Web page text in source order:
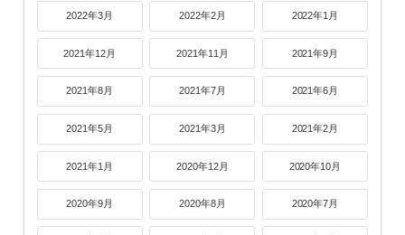
2022年3月 2022年2月 2022年1月
2021年12月 2021年11月 2021年9月
2021年8月 2021年7月 2021年6月
2021年5月 2021年3月 2021年2月
2021年1月 2020年12月 2020年10月
2020年9月 2020年8月 2020年7月